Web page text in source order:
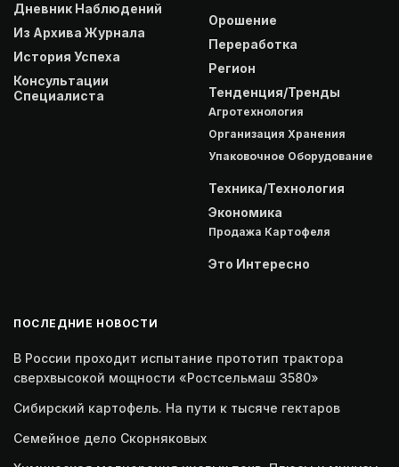
Дневник Наблюдений
Из Архива Журнала
История Успеха
Консультации
Специалиста
Орошение
Переработка
Регион
Тенденция/Тренды
Агротехнология
Организация Хранения
Упаковочное Оборудование
Техника/Технология
Экономика
Продажа Картофеля
Это Интересно
ПОСЛЕДНИЕ НОВОСТИ
В России проходит испытание прототип трактора
сверхвысокой мощности «Ростсельмаш 3580»
Сибирский картофель. На пути к тысяче гектаров
Семейное дело Скорняковых